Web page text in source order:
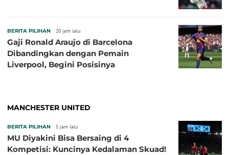
BERITA PILIHAN 20 jam lalu
Gaji Ronald Araujo di Barcelona
Dibandingkan dengan Pemain
Liverpool, Begini Posisinya
MANCHESTER UNITED
BERITA PILIHAN 5 jam lalu
MU Diyakini Bisa Bersaing di 4
Kompetisi: Kuncinya Kedalaman Skuad!